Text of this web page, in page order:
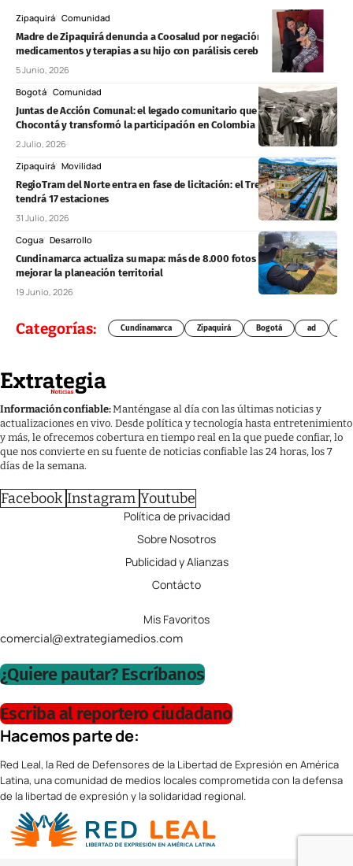
Zipaquirá Comunidad
Madre de Zipaquirá denuncia a Coosalud por negación de
medicamentos y terapias a su hijo con parálisis cerebral
5 Junio, 2026
Bogotá Comunidad
Juntas de Acción Comunal: el legado comunitario que nació en
Chocontá y transformó la participación en Colombia
2 Julio, 2026
Zipaquirá Movilidad
RegioTram del Norte entra en fase de licitación: el Tren de Zipaquirá
tendrá 17 estaciones
31 Julio, 2026
Cogua Desarrollo
Cundinamarca actualiza su mapa: más de 8.000 fotos aéreas para
mejorar la planeación territorial
19 Junio, 2026
Categorías: Cundinamarca Zipaquirá Bogotá ad
Información confiable:Manténgase al día con las últimas noticias y
actualizaciones en vivo. Desde política y tecnología hasta entretenimiento
y más, le ofrecemos cobertura en tiempo real en la que puede confiar, lo
que nos convierte en su fuente de noticias confiable las 24 horas, los 7
días de la semana.
Facebook Instagram Youtube
Política de privacidad
Sobre Nosotros
Publicidad y Alianzas
Contácto
Mis Favoritos
comercial@extrategiamedios.com
¿Quiere pautar? Escríbanos
Escriba al reportero ciudadano
Hacemos parte de:
Red Leal, la Red de Defensores de la Libertad de Expresión en América
Latina, una comunidad de medios locales comprometida con la defensa
de la libertad de expresión y la solidaridad regional.